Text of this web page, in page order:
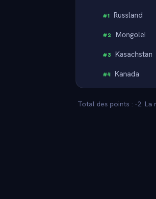
#1 Russland
#2 Mongolei
#3 Kasachstan
#4 Kanada
Total des points : -2. La